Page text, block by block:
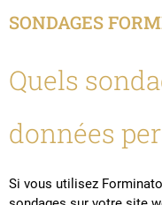
SONDAGES
Quels
données
Si vous utilisez